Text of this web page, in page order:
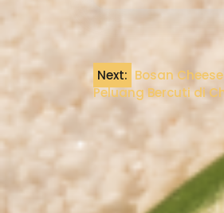
Next: Bosan
Peluang Bercuti di